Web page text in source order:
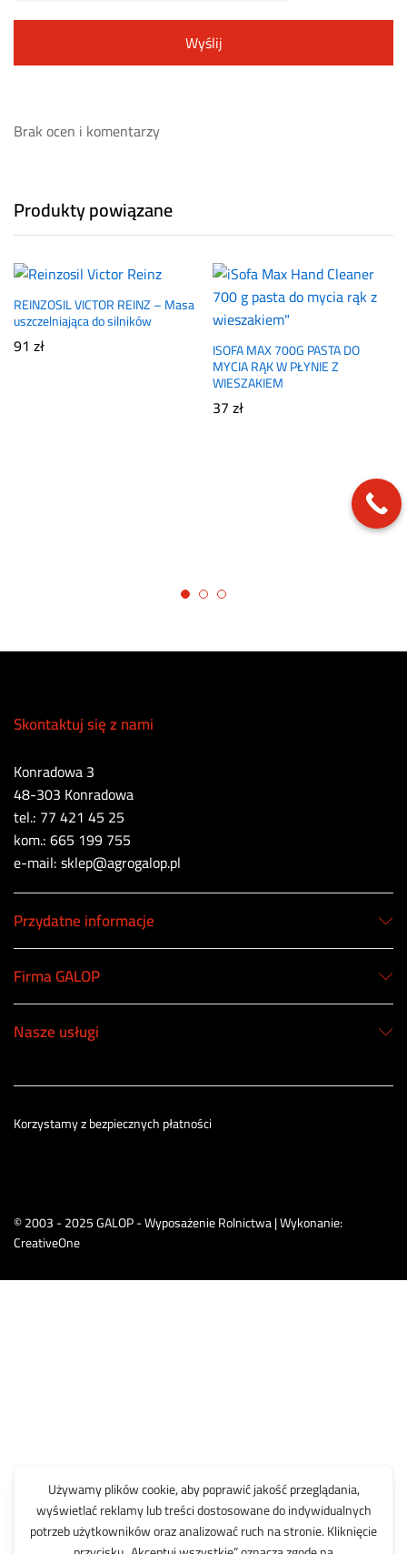
Brak ocen i komentarzy
Produkty powiązane
REINZOSIL VICTOR REINZ – Masa
uszczelniająca do silników
91 zł ISOFA MAX 700G PASTA DO
MYCIA RĄK W PŁYNIE Z
WIESZAKIEM
37zł
Skontaktuj się z nami
Konradowa 3
48-303 Konradowa
tel.: 77 421 45 25
kom.: 665 199 755
e-mail: sklep@agrogalop.pl
Przydatne informacje
Firma GALOP
Nasze usługi
© 2003 - 2025 GALOP - Wyposażenie Rolnictwa | Wykonanie:
CreativeOne
Korzystamy z bezpiecznych płatności